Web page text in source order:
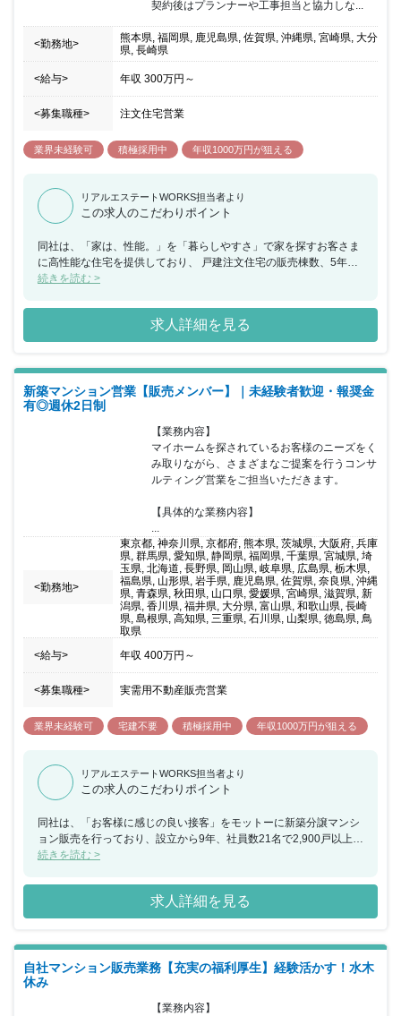
契約後はプランナーや工事担当と協力しな...
<勤務地>
熊本県, 福岡県, 鹿児島県, 佐賀県, 沖縄県, 宮崎県, 大分
県, 長崎県
<給与> 年収 300万円 ～
<募集職種> 注文住宅営業
業界未経験可 積極採用中 年収1000万円が狙える
リアルエステートWORKS担当者より
この求人のこだわりポイント
同社は、「家は、性能。」を「暮らしやすさ」で家を探すお客さま
に高性能な住宅を提供しており、 戸建注文住宅の販売棟数、5年連
続で業界No.1の実績。性能に優れているからこそ、 「住みはじめ
った」と感謝の言葉をいただけるなど高い評価をいただいておりま
す。 今回、各エリアにて注文住宅の営業をお任せできる方を募集す
ることとなりました。 展示場へ来られたお客様へアプローチをして
ジやご要望をヒアリングし、プランを作成します。 ご契約後はプラ
ンナーや工事担当と協力しながら着工から引き渡し、アフターフォ
ローまでお客様をサポートしていただきます。 展示場へ来られたお
はありません。 また、同社は評価は金額でなく販売棟数となり、お
客様の夢の実現にいくつ携わったかという販売棟数が基準になりま
す。 売上金額の大小によらず、どんなお客様に対しても公平かつ誠
実にご提案できる環境です。 高額な商品をムリに売ることなくお客
同社は約8割が未経験からスタートしており、建築の基礎知識・資
金計画・接客方法について一から学べるコンテンツが揃っているな
ど、 充実した研修制度や商品力が結果を出せる環境を実現していま
す。経験者、未経験者問わず同社のやり方や住宅に共感していただ
きご活躍いただける方を歓迎いたします。
続きを読む >
求人詳細を見る
新築マンション営業【販売メンバー】｜未経験者歓迎・報奨金
有◎週休2日制
【業務内容】
マイホームを探されているお客様のニーズをく
み取りながら、さまざまなご提案を行うコンサ
ルティング営業をご担当いただきます。
【具体的な業務内容】
<勤務地>
東京都, 神奈川県, 京都府, 熊本県, 茨城県, 大阪府, 兵庫
県, 群馬県, 愛知県, 静岡県, 福岡県, 千葉県, 宮城県, 埼
玉県, 北海道, 長野県, 岡山県, 岐阜県, 広島県, 栃木県,
福島県, 山形県, 岩手県, 鹿児島県, 佐賀県, 奈良県, 沖縄
県, 青森県, 秋田県, 山口県, 愛媛県, 宮崎県, 滋賀県, 新
潟県, 香川県, 福井県, 大分県, 富山県, 和歌山県, 長崎
県, 島根県, 高知県, 三重県, 石川県, 山梨県, 徳島県, 鳥
取県
<給与>
年収 400万円 ～
<募集職種> 実需用不動産販売営業
業界未経験可 宅建不要 積極採用中 年収1000万円が狙える
リアルエステートWORKS担当者より
この求人のこだわりポイント
同社は、「お客様に感じの良い接客」をモットーに新築分譲マンシ
ョン販売を行っており、設立から9年、社員数21名で2,900戸以上の
販売実績を達成いたしました。今回、マイホームを探されているお
ティング営業をお任せできる方を募集することとなりました。新築
マンションや新築戸建の販売センターのメンバーとしてご活躍頂
き、住宅ローンのアドバイスや、インテリアのコーディネート提案
たから買いました。ありがとう！」という御言葉を頂ける、やりが
いあるお仕事です。
続きを読む >
求人詳細を見る
自社マンション販売業務【充実の福利厚生】経験活かす！水木
休み
【業務内容】